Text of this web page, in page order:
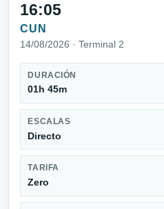
16:05
CUN
14/08/2026 · Terminal 2
DURACIÓN
01h 45m
ESCALAS
Directo
TARIFA
Zero